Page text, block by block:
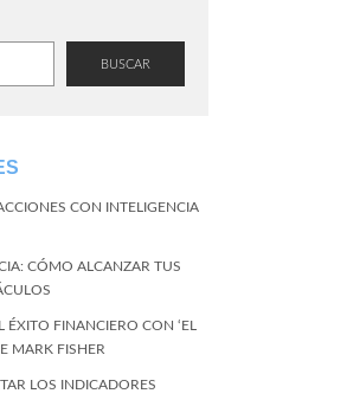
BUSCAR
CON INTELIGENCIA
CÓMO ALCANZAR TUS
ÉXITO FINANCIERO CON ‘EL
MARK FISHER
LOS INDICADORES